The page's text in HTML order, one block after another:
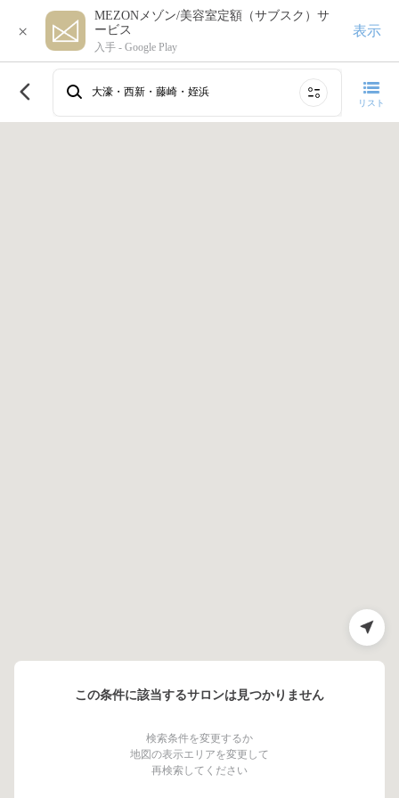
×
MEZONメゾン/美容室定額（サブスク）サ
ービス
入手 - Google Play
表示
大濠・西新・藤崎・姪浜
リスト
このエリアで再検索する
この条件に該当するサロンは見つかりません
検索条件を変更するか
地図の表示エリアを変更して
再検索してください